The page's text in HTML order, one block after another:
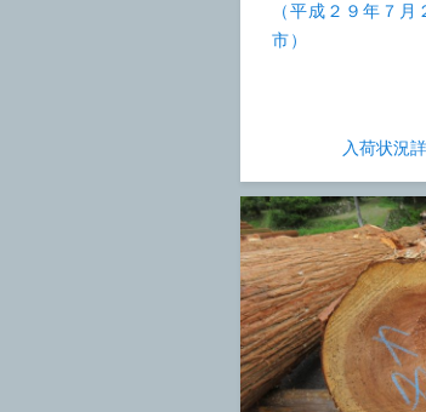
（平成２９年７月
市）
入荷状況